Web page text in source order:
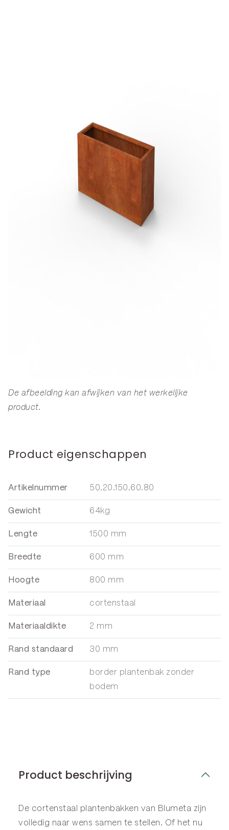
De afbeelding kan afwijken van het werkelijke
product.
Product eigenschappen
Artikelnummer 50.20.150.60.80
Gewicht 64kg
Lengte 1500 mm
Breedte 600 mm
Hoogte 800 mm
Materiaal cortenstaal
Materiaaldikte 2 mm
Rand standaard 30 mm
Rand type
border plantenbak zonder
bodem
Product beschrijving
De cortenstaal plantenbakken van Blumeta zijn
volledig naar wens samen te stellen. Of het nu